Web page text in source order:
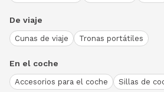
De viaje
Cunas de viaje Tronas portátiles
En el coche
Accesorios para el coche Sillas de